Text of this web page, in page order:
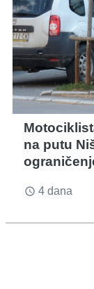
na putu
access_time 4 dana